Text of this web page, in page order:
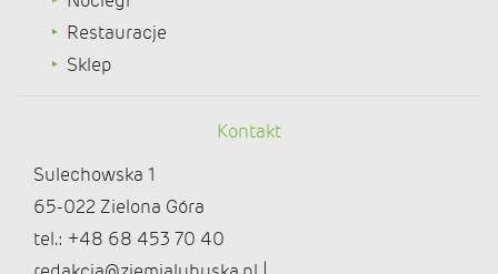
Restauracje
Sklep
Kontakt
Sulechowska 1
65-022 Zielona Góra
tel.: +48 68 453 70 40